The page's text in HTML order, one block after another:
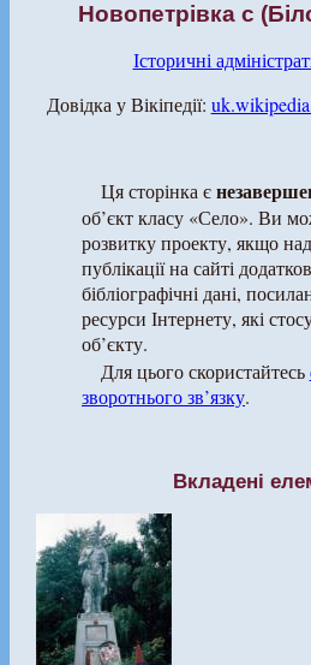
Новопетрівка с
Історичні
Довідка у Вікіпедії:
Ця сторінка є
об’єкт класу «Село». Ви
розвитку проекту, якщо
публікації на сайті
бібліографічні дані,
ресурси Інтернету, які
об’єкту.
Для цього скористайтесь
зворотнього зв’язку.
Вкладені